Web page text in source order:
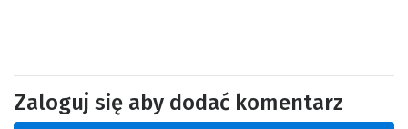
Zaloguj się aby dodać komentarz